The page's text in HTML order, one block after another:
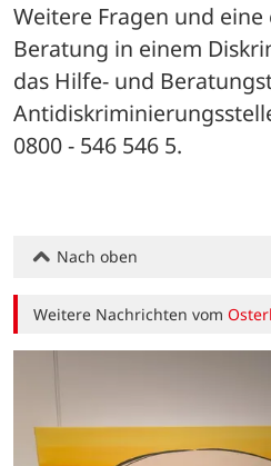
Weitere Fragen und
Beratung in einem
das Hilfe- und
0800 - 546 546 5.
Nach oben
Weitere Nachrichten vom